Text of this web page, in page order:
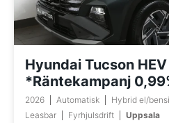
Hyundai Tucson
*Räntekampanj
2026 Automatisk Hybrid el/
Leasbar
Fyrhjulsdrift Uppsala